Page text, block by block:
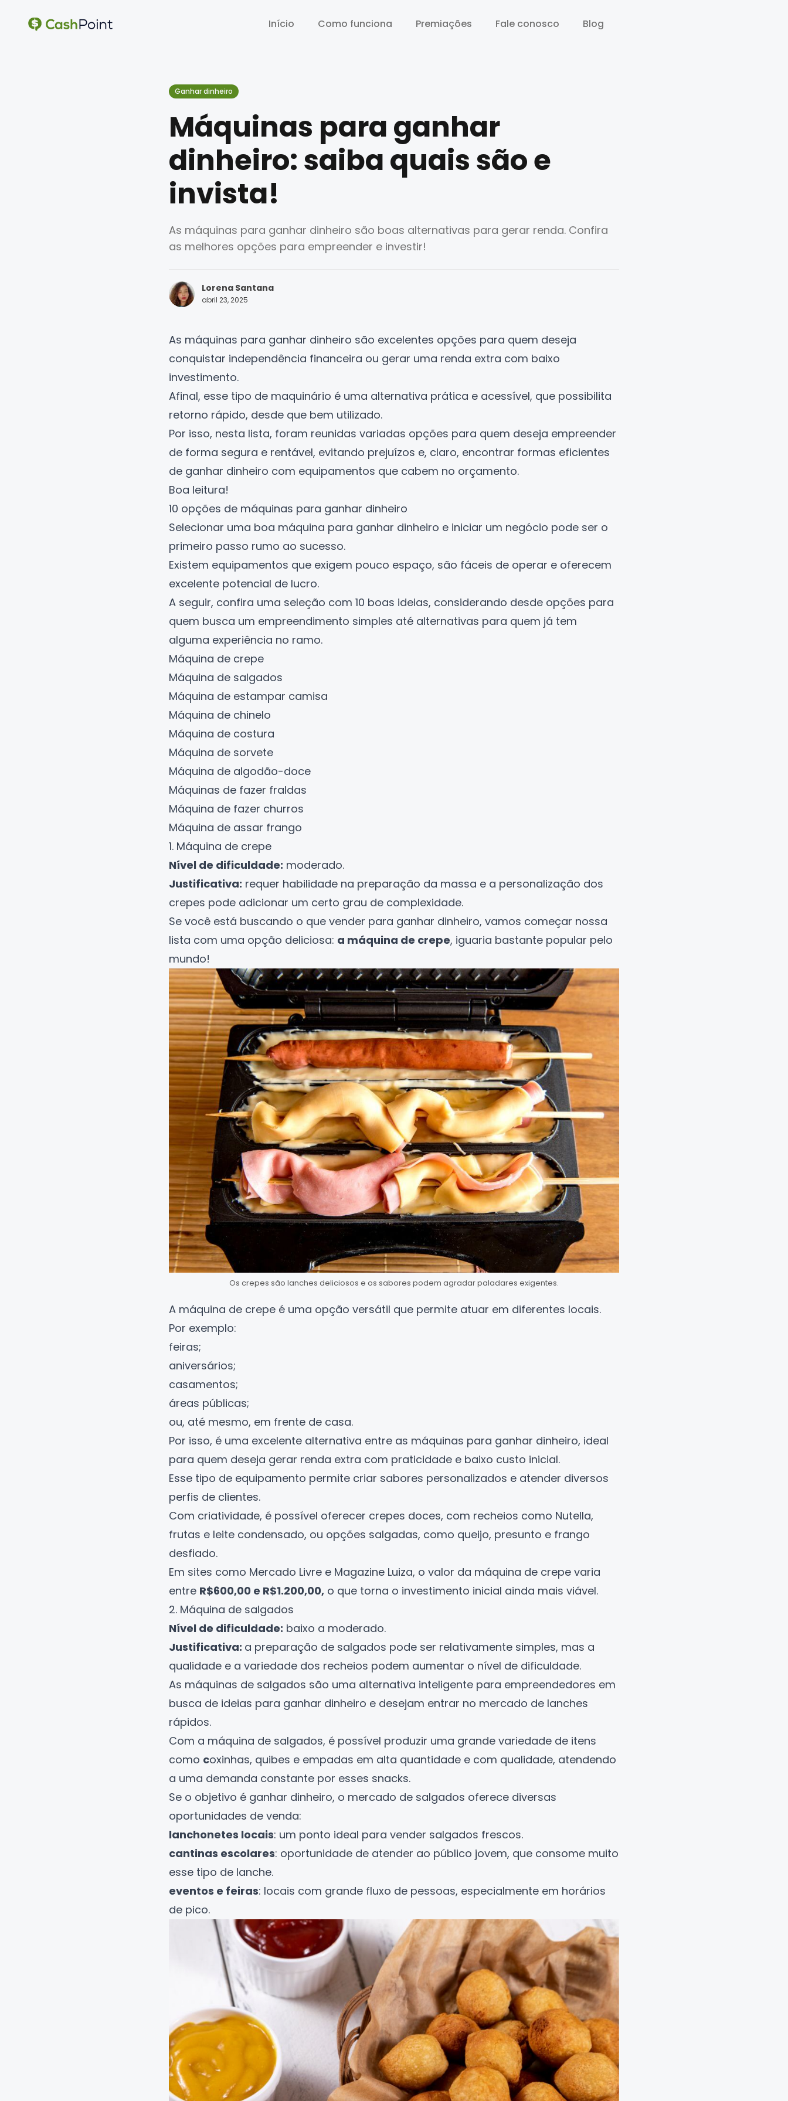
Início Como funciona Premiações Fale conosco Blog
Início Como funciona Premiações Fale conosco Blog
Ganhar dinheiro
Máquinas para ganhar
dinheiro: saiba quais são e
invista!
As máquinas para ganhar dinheiro são boas alternativas para gerar renda. Confira
as melhores opções para empreender e investir!
Lorena Santana
abril 23, 2025
As máquinas para ganhar dinheiro são excelentes opções para quem deseja
conquistar independência financeira ou gerar uma renda extra com baixo
investimento.
Afinal, esse tipo de maquinário é uma alternativa prática e acessível, que possibilita
retorno rápido, desde que bem utilizado.
Por isso, nesta lista, foram reunidas variadas opções para quem deseja empreender
de forma segura e rentável, evitando prejuízos e, claro, encontrar formas eficientes
de ganhar dinheiro com equipamentos que cabem no orçamento.
Boa leitura!
10 opções de máquinas para ganhar dinheiro
Selecionar uma boa máquina para ganhar dinheiro e iniciar um negócio pode ser o
primeiro passo rumo ao sucesso.
Existem equipamentos que exigem pouco espaço, são fáceis de operar e oferecem
excelente potencial de lucro.
A seguir, confira uma seleção com 10 boas ideias, considerando desde opções para
quem busca um empreendimento simples até alternativas para quem já tem
alguma experiência no ramo.
Máquina de crepe
Máquina de salgados
Máquina de estampar camisa
Máquina de chinelo
Máquina de costura
Máquina de sorvete
Máquina de algodão-doce
Máquinas de fazer fraldas
Máquina de fazer churros
Máquina de assar frango
1. Máquina de crepe
Nível de dificuldade: moderado.
Justificativa: requer habilidade na preparação da massa e a personalização dos
crepes pode adicionar um certo grau de complexidade.
Se você está buscando o que vender para ganhar dinheiro, vamos começar nossa
lista com uma opção deliciosa: a máquina de crepe, iguaria bastante popular pelo
mundo!
Os crepes são lanches deliciosos e os sabores podem agradar paladares exigentes.
A máquina de crepe é uma opção versátil que permite atuar em diferentes locais.
Por exemplo:
feiras;
aniversários;
casamentos;
áreas públicas;
ou, até mesmo, em frente de casa.
Por isso, é uma excelente alternativa entre as máquinas para ganhar dinheiro, ideal
para quem deseja gerar renda extra com praticidade e baixo custo inicial.
Esse tipo de equipamento permite criar sabores personalizados e atender diversos
perfis de clientes.
Com criatividade, é possível oferecer crepes doces, com recheios como Nutella,
frutas e leite condensado, ou opções salgadas, como queijo, presunto e frango
desfiado.
Em sites como Mercado Livre e Magazine Luiza, o valor da máquina de crepe varia
entre R$600,00 e R$1.200,00, o que torna o investimento inicial ainda mais viável.
2. Máquina de salgados
Nível de dificuldade: baixo a moderado.
Justificativa: a preparação de salgados pode ser relativamente simples, mas a
qualidade e a variedade dos recheios podem aumentar o nível de dificuldade.
As máquinas de salgados são uma alternativa inteligente para empreendedores em
busca de ideias para ganhar dinheiro e desejam entrar no mercado de lanches
rápidos.
Com a máquina de salgados, é possível produzir uma grande variedade de itens
como coxinhas, quibes e empadas em alta quantidade e com qualidade, atendendo
a uma demanda constante por esses snacks.
Se o objetivo é ganhar dinheiro, o mercado de salgados oferece diversas
oportunidades de venda:
lanchonetes locais: um ponto ideal para vender salgados frescos.
cantinas escolares: oportunidade de atender ao público jovem, que consome muito
esse tipo de lanche.
eventos e feiras: locais com grande fluxo de pessoas, especialmente em horários
de pico.